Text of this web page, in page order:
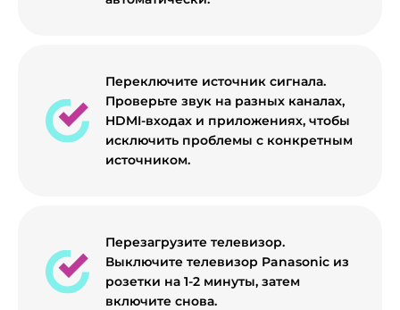
Переключите источник сигнала.
Проверьте звук на разных каналах,
HDMI-входах и приложениях, чтобы
исключить проблемы с конкретным
источником.
Перезагрузите телевизор.
Выключите телевизор Panasonic из
розетки на 1-2 минуты, затем
включите снова.